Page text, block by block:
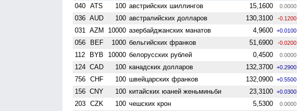
040
ATS 100 австрийских шиллингов 15,1600 0.0000
036 AUD 100 австралийских долларов 130,3100 -0.1200
031 AZM 10000 азербайджанских манатов 4,9600 +0.0100
056 BEF 1000 бельгийских франков 51,6900 -0.0200
112 BYB 10000 белорусских рублей 0,4500 0.0000
124 CAD 100 канадских долларов 132,3700 +0.2900
756 CHF 100 швейцарских франков 132,0900 +0.5500
156 CNY 100 китайских юаней женьминьби 23,3100 +0.0300
203 CZK 100 чешских крон 5,5300 0.0000